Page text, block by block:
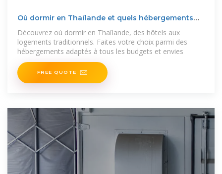
Où dormir en Thaïlande et quels hébergements
Découvrez où dormir en Thaïlande, des hôtels aux
logements traditionnels. Faites votre choix parmi des
hébergements adaptés à tous les budgets et envies
FREE QUOTE